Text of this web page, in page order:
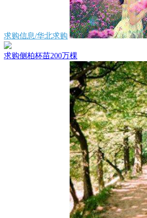
求购信息/华北求购
求购侧柏杯苗200万棵